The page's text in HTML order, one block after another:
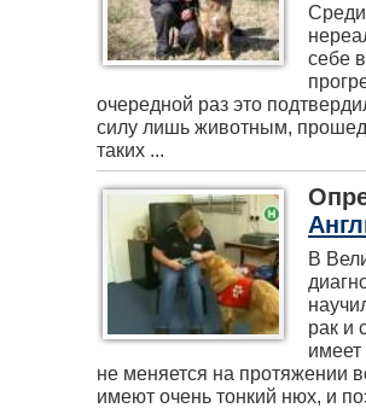
себе
очередной раз это
силу лишь животным,
таких ...
В
рак и
не меняется на протяжении
имеют очень тонкий нюх, и